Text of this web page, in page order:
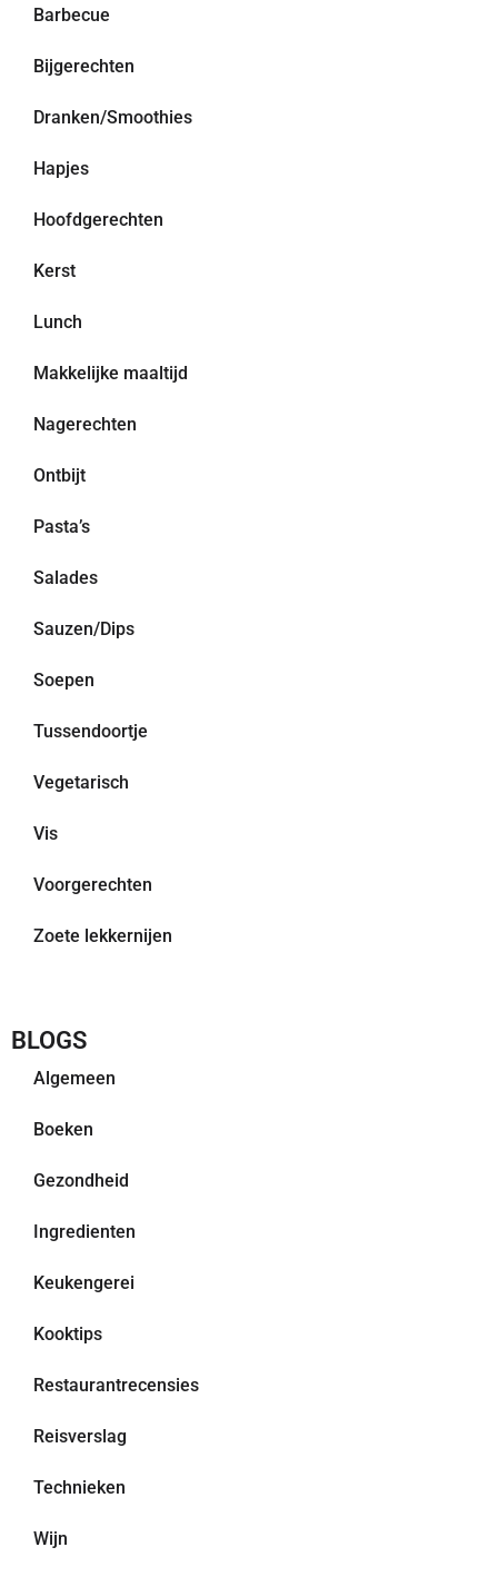
Barbecue
Bijgerechten
Dranken/Smoothies
Hapjes
Hoofdgerechten
Kerst
Lunch
Makkelijke maaltijd
Nagerechten
Ontbijt
Pasta’s
Salades
Sauzen/Dips
Soepen
Tussendoortje
Vegetarisch
Vis
Voorgerechten
Zoete lekkernijen
BLOGS
Algemeen
Boeken
Gezondheid
Ingredienten
Keukengerei
Kooktips
Restaurantrecensies
Reisverslag
Technieken
Wijn